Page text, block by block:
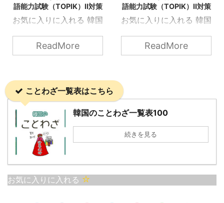
語能力試験（TOPIK）Ⅱ対策
お気に入りに入れる 韓国
にも出てくる韓国の「こ
とわざ（속담）」を知ろ
OpenAIのDALL·Eによっ
て生成 지는 게 이기는 거
다 直訳: 「負けることが
勝つことだ」 意味: 物事
をあきらめたり、意図的
に譲歩することが、最終
的にはより大きな利益や
成功、または調和をもた
らすという考えを表して
います。時には戦わずし
ReadMore
語能力試験（TOPIK）Ⅱ対策
お気に入りに入れる 韓国
にも出てくる韓国の「こ
とわざ（속담）」を知ろ
て生成 주머닛돈이 쌈짓
のお金と巻き物の中のお
金は同じ」という意味で
使われる韓国のことわざ
分ける必要がない」場
合、 またはお金を「不適
切に使う様子」を表現す
ReadMore
ことわざ一覧表はこちら
韓国のことわざ一覧表100
続きを見る
お気に入りに入れる